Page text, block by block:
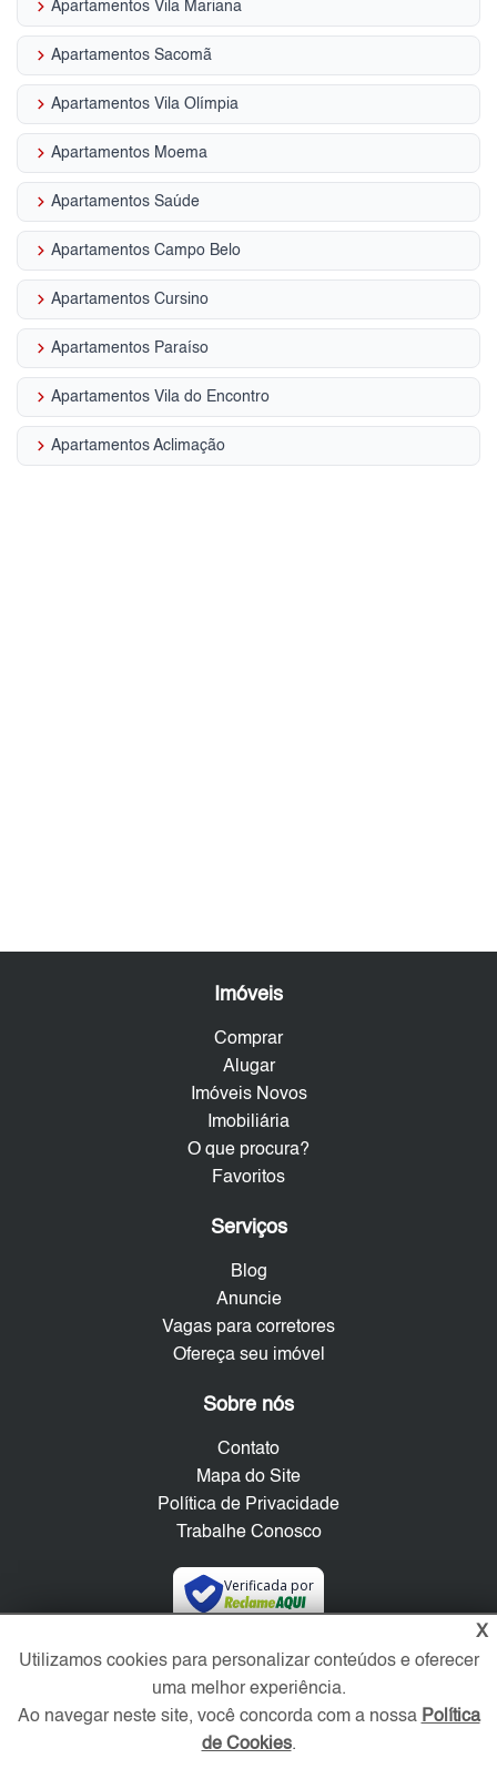
keyboard_arrow_right Apartamentos Vila Mariana
keyboard_arrow_right Apartamentos Sacomã
keyboard_arrow_right Apartamentos Vila Olímpia
keyboard_arrow_right Apartamentos Moema
keyboard_arrow_right Apartamentos Saúde
keyboard_arrow_right Apartamentos Campo Belo
keyboard_arrow_right Apartamentos Cursino
keyboard_arrow_right Apartamentos Paraíso
keyboard_arrow_right Apartamentos Vila do Encontro
keyboard_arrow_right Apartamentos Aclimação
Imóveis
Comprar
Alugar
Imóveis Novos
Imobiliária
O que procura?
Favoritos
Serviços
Blog
Anuncie
Vagas para corretores
Ofereça seu imóvel
Sobre nós
Contato
Mapa do Site
Política de Privacidade
Trabalhe Conosco
Verificada por
Redes Sociais
X
Utilizamos cookies para personalizar conteúdos e oferecer
uma melhor experiência.
Ao navegar neste site, você concorda com a nossa Política
de Cookies.